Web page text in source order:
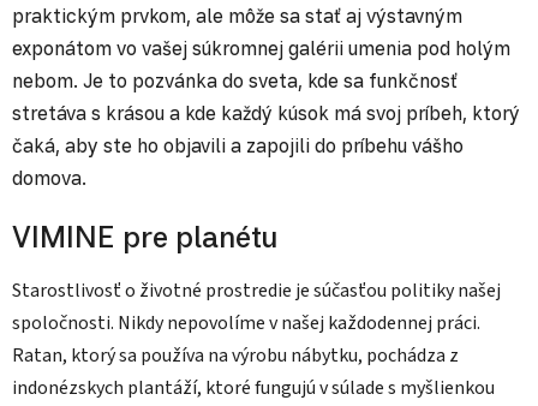
praktickým prvkom, ale môže sa stať aj výstavným
exponátom vo vašej súkromnej galérii umenia pod holým
nebom. Je to pozvánka do sveta, kde sa funkčnosť
stretáva s krásou a kde každý kúsok má svoj príbeh, ktorý
čaká, aby ste ho objavili a zapojili do príbehu vášho
domova.
VIMINE pre planétu
Starostlivosť o životné prostredie je súčasťou politiky našej
spoločnosti. Nikdy nepovolíme v našej každodennej práci.
Ratan, ktorý sa používa na výrobu nábytku, pochádza z
indonézskych plantáží, ktoré fungujú v súlade s myšlienkou